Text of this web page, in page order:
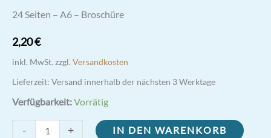
24 Seiten – A6 – Broschüre
2,20€
inkl. MwSt. zzgl. Versandkosten
Lieferzeit: Versand innerhalb der nächsten 3 Werktage
Verfügbarkeit:Vorrätig
- + IN DEN WARENKORB